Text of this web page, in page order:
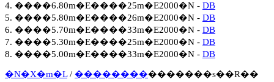
4. ����6.80m�E����25m�E2000�N - DB
5. ����5.80m�E����26m�E2000�N - DB
6. ����5.70m�E����33m�E2000�N - DB
7. ����5.30m�E����25m�E2000�N - DB
8. ����5.00m�E����33m�E2000�N - DB
�N�X�m�L/ ���������������s��R��